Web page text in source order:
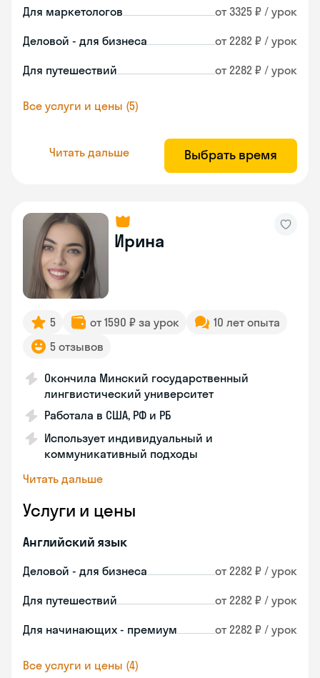
Для маркетологов от 3325 ₽ / урок
Деловой - для бизнеса от 2282 ₽ / урок
Для путешествий от 2282 ₽ / урок
Все услуги и цены (5)
Читать дальше Выбрать время
Ирина
5 от 1590 ₽ за урок
10 лет опыта
5 отзывов
Окончила Минский государственный
лингвистический университет
Работала в США, РФ и РБ
Использует индивидуальный и
коммуникативный подходы
Читать дальше
Услуги и цены
Английский язык
Деловой - для бизнеса от 2282 ₽ / урок
Для путешествий от 2282 ₽ / урок
Для начинающих - премиум от 2282 ₽ / урок
Все услуги и цены (4)